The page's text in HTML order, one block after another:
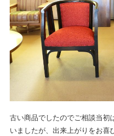
古い商品でしたのでご相談当初
いましたが、出来上がりをお喜